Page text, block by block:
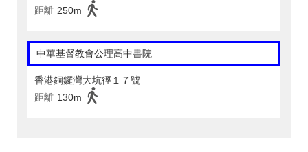
距離 250m
中華基督教會公理高中書院
香港銅鑼灣大坑徑１７號
距離 130m